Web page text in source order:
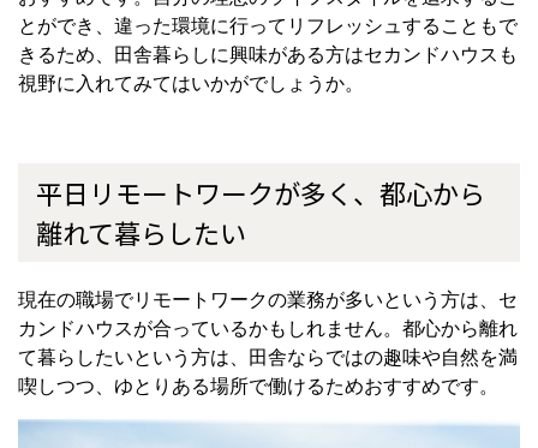
とができ、違った環境に行ってリフレッシュすることもで
きるため、田舎暮らしに興味がある方はセカンドハウスも
視野に入れてみてはいかがでしょうか。
平日リモートワークが多く、都心から
離れて暮らしたい
現在の職場でリモートワークの業務が多いという方は、セ
カンドハウスが合っているかもしれません。都心から離れ
て暮らしたいという方は、田舎ならではの趣味や自然を満
喫しつつ、ゆとりある場所で働けるためおすすめです。